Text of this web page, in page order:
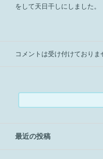
をして天日干しにしました。
コメントは受け付けておりま
索:
最近の投稿